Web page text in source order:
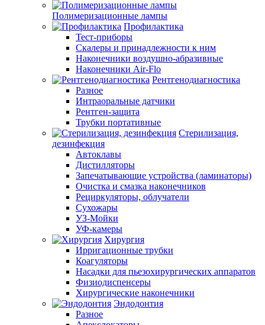
Полимеризационные лампы
Профилактика
Тест-приборы
Скалеры и принадлежности к ним
Наконечники воздушно-абразивные
Наконечники Air-Flo
Рентгенодиагностика
Разное
Интраоральные датчики
Рентген-защита
Трубки портативные
Стерилизация,
дезинфекция
Автоклавы
Дистилляторы
Запечатывающие устройства (ламинаторы)
Очистка и смазка наконечников
Рециркуляторы, облучатели
Сухожары
УЗ-Мойки
УФ-камеры
Хирургия
Ирригационные трубки
Коагуляторы
Насадки для пьезохирургических аппаратов
Физиодиспенсеры
Хирургические наконечники
Эндодонтия
Разное